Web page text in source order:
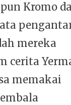
Kromo
mereka
cerita
memakai